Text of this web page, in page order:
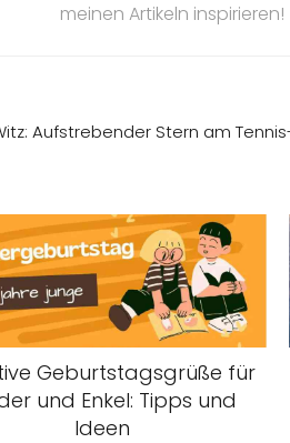
meinen Artikeln inspirieren!
Aufstrebender Stern am
Geburtstagsgrüße für
und Enkel: Tipps und
Ideen